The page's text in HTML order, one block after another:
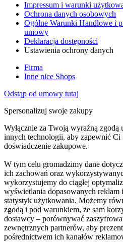
Impressum i warunki
Ochrona danych osobowych
Ogólne Warunki Handlowe i
umowy
Deklaracja dostępności
Ustawienia ochrony danych
Firma
Inne nice Shops
Odstąp od umowy tutaj
Spersonalizuj swoje zakupy
Wyłącznie za Twoją wyraźną
innych technologii, aby zapewnić Ci
doświadczenie zakupowe.
W tym celu gromadzimy dane
ich zachowań oraz
wykorzystujemy do ciągłej
wyświetlania dopasowanych reklam
statystyk użytkowania. Możemy
zgodą i pod warunkiem, że sam
dostawcy – porównywać
zewnętrznych partnerów, aby
pośrednictwem ich kanałów